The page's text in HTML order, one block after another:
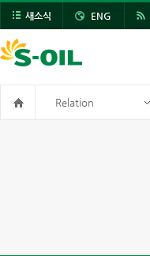
새소식 ENG
Relation